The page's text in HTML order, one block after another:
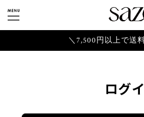
＼7,500円以上で送
ログ